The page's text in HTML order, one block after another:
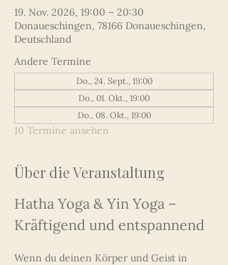
19. Nov. 2026, 19:00 – 20:30
Donaueschingen, 78166 Donaueschingen,
Deutschland
Andere Termine
Do., 24. Sept., 19:00
Do., 01. Okt., 19:00
Do., 08. Okt., 19:00
10 Termine ansehen
Über die Veranstaltung
Hatha Yoga & Yin Yoga –
Kräftigend und entspannend
Wenn du deinen Körper und Geist in